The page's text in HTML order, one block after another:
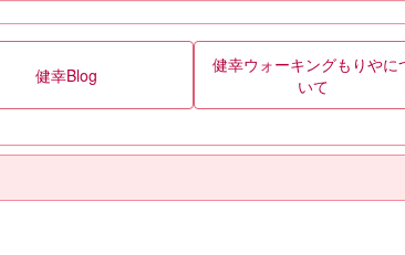
健幸Blog
健幸ウォーキングもりやに
いて